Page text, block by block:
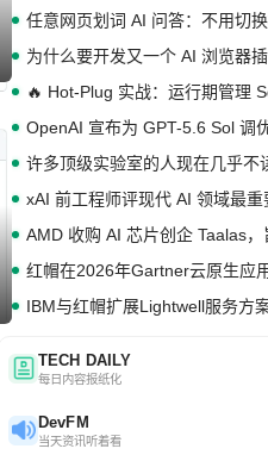
任意网页划词 AI 问答：不用切
为什么要开发又一个 AI 浏览器
🔥 Hot-Plug 实战：运行期管理
OpenAI 宣布为 GPT-5.6 Sol 调
许多顶级实验室的人现在几乎不
xAI 前工程师评现代 AI 领域最重
红帽在2026年Gartner云原生应
TECH DAILY
每日内容报纸化
DevFM
当天资讯听着看